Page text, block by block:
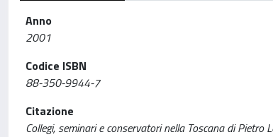
Anno
2001
Codice ISBN
88-350-9944-7
Citazione
Collegi, seminari e conservatori nella Toscana di